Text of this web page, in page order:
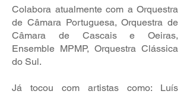
Colabora atualmente com a Orquestra
de Câmara Portuguesa, Orquestra de
Câmara de Cascais e Oeiras,
Ensemble MPMP, Orquestra Clássica
do Sul.
Já tocou com artistas como: Luís